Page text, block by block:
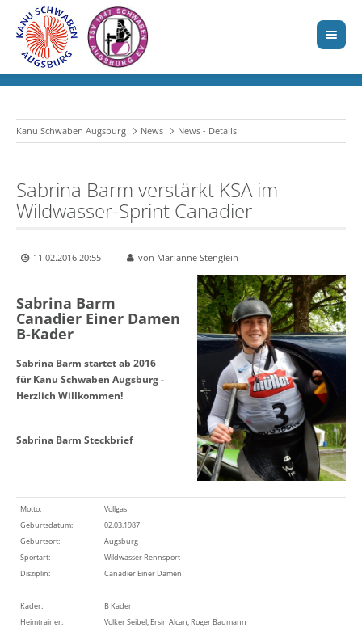
Kanu Schwaben Augsburg News News - Details
Sabrina Barm verstärkt KSA im
Wildwasser-Sprint Canadier
11.02.2016 20:55 von Marianne Stenglein
Sabrina Barm
Canadier Einer Damen
B-Kader
Sabrina Barm startet ab 2016
für Kanu Schwaben Augsburg -
Herzlich Willkommen!
Sabrina Barm Steckbrief
Motto:
Geburtsdatum:
Geburtsort:
Sportart:
Disziplin:
Kader:
Heimtrainer:
Vollgas
02.03.1987
Augsburg
Wildwasser Rennsport
Canadier Einer Damen
B Kader
Volker Seibel, Ersin Alcan, Roger Baumann